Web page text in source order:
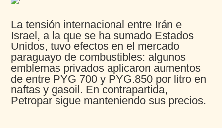
La tensión internacional entre Irán e
Israel, a la que se ha sumado Estados
Unidos, tuvo efectos en el mercado
paraguayo de combustibles: algunos
emblemas privados aplicaron aumentos
de entre PYG 700 y PYG.850 por litro en
naftas y gasoil. En contrapartida,
Petropar sigue manteniendo sus precios.